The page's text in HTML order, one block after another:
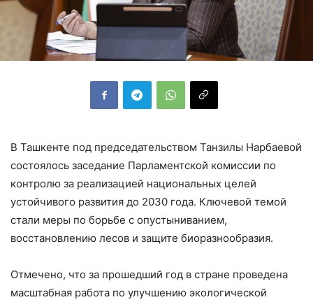
В Ташкенте под председательством Танзилы Нарбаевой
состоялось заседание Парламентской комиссии по
контролю за реализацией национальных целей
устойчивого развития до 2030 года. Ключевой темой
стали меры по борьбе с опустыниванием,
восстановлению лесов и защите биоразнообразия.
Отмечено, что за прошедший год в стране проведена
масштабная работа по улучшению экологической